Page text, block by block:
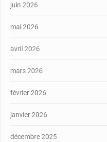
juin 2026
mai 2026
avril 2026
mars 2026
février 2026
janvier 2026
décembre 2025